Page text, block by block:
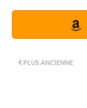
PLUS ANCIENNE